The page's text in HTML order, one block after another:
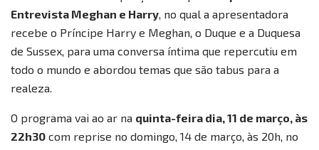
Entrevista Meghan e Harry , no qual a apresentadora
recebe o Príncipe Harry e Meghan, o Duque e a Duquesa
de Sussex, para uma conversa íntima que repercutiu em
todo o mundo e abordou temas que são tabus para a
realeza.
O programa vai ao ar na quinta-feira dia, 11 de março, às
22h30 com reprise no domingo, 14 de março, às 20h, no